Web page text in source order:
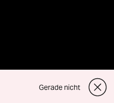
Gerade nicht